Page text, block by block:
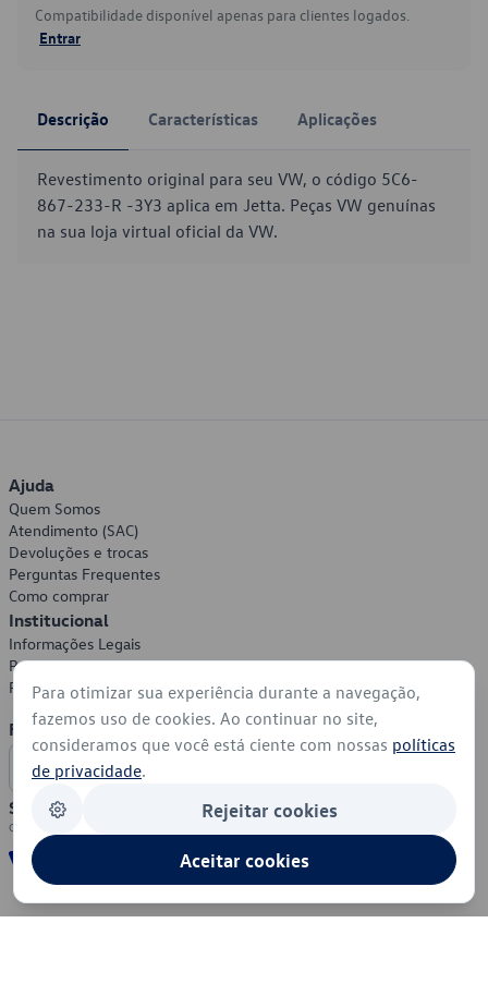
Compatibilidade disponível apenas para clientes logados.
Entrar
Descrição Características Aplicações
Revestimento original para seu VW, o código 5C6-
867-233-R -3Y3 aplica em Jetta. Peças VW genuínas
na sua loja virtual oficial da VW.
Ajuda
Quem Somos
Atendimento (SAC)
Devoluções e trocas
Perguntas Frequentes
Como comprar
Institucional
Informações Legais
Política de Privacidade
Política de Cookies
Formas de Pagamento
Segurança
Para otimizar sua experiência durante a navegação,
fazemos uso de cookies. Ao continuar no site,
consideramos que você está ciente com nossas políticas
de privacidade.
Rejeitar cookies
Aceitar cookies